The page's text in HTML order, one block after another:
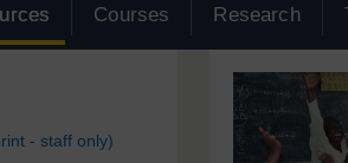
Courses Research
- staff only)